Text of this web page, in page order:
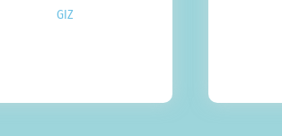
GIZ